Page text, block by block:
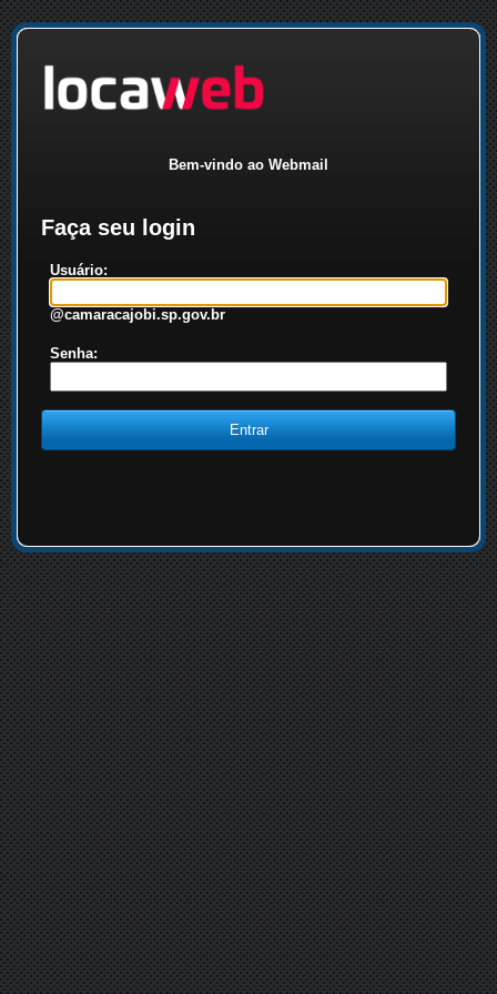
Bem-vindo ao Webmail
Faça seu login
Usuário:
@camaracajobi.sp.gov.br
Senha: